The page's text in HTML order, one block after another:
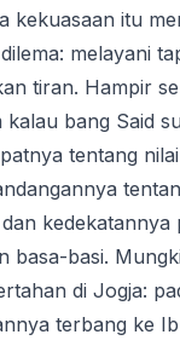
kekuasaan itu
melayani
tiran. Hampir
kalau bang Said
tentang
kedekatannya
basa-basi.
di Jogja:
terbang ke